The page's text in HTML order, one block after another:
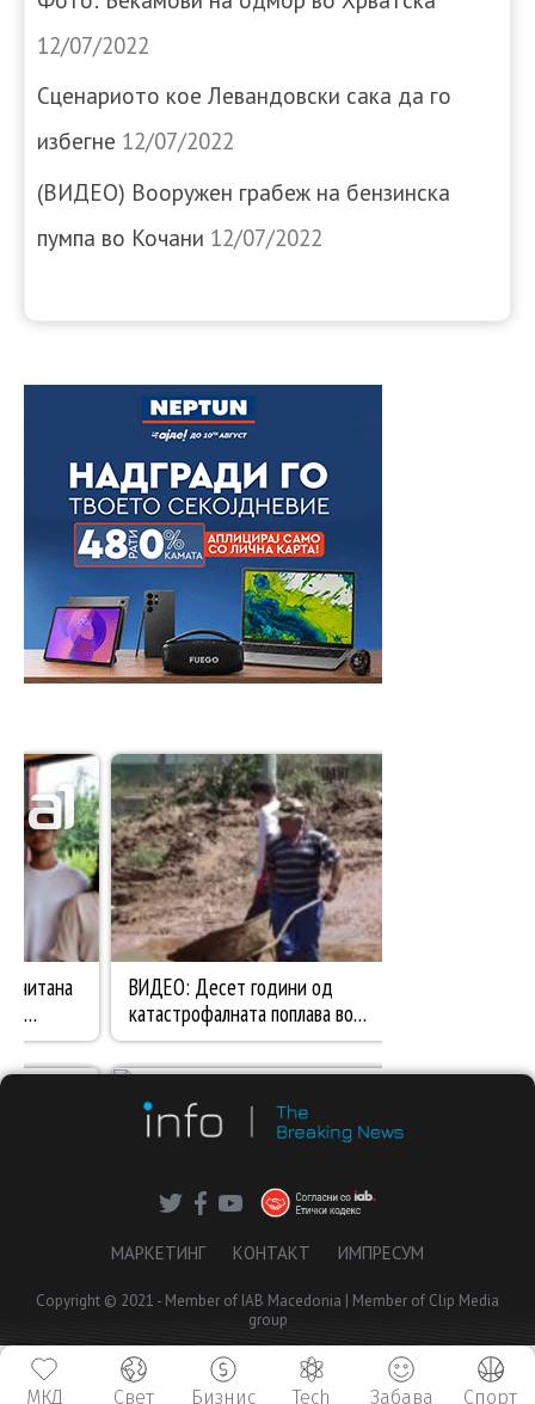
12/07/2022
Сценариото кое Левандовски сака да го
избегне 12/07/2022
(ВИДЕО) Вооружен грабеж на бензинска
пумпа во Кочани 12/07/2022
МКД Свет Бизнис Tech Забава Спорт
МАРКЕТИНГ КОНТАКТ ИМПРЕСУМ
Copyright © 2021 - Member of IAB Macedonia | Member of Clip Media
group